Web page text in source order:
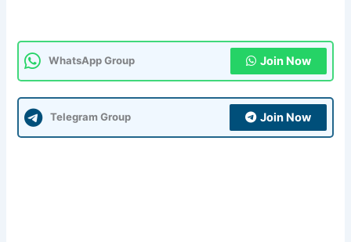
WhatsApp Group Join Now
Telegram Group Join Now